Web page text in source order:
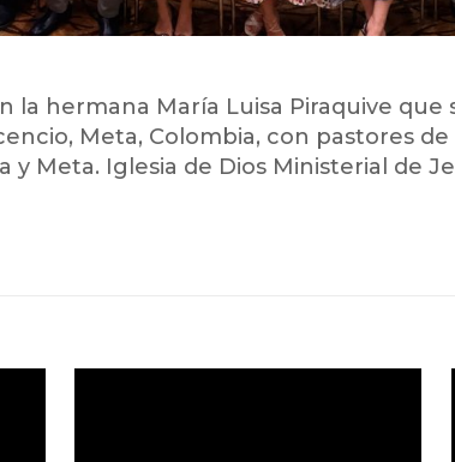
la hermana María Luisa Piraquive que
Meta, Colombia, con pastores
y Meta. Iglesia de Dios Ministerial de